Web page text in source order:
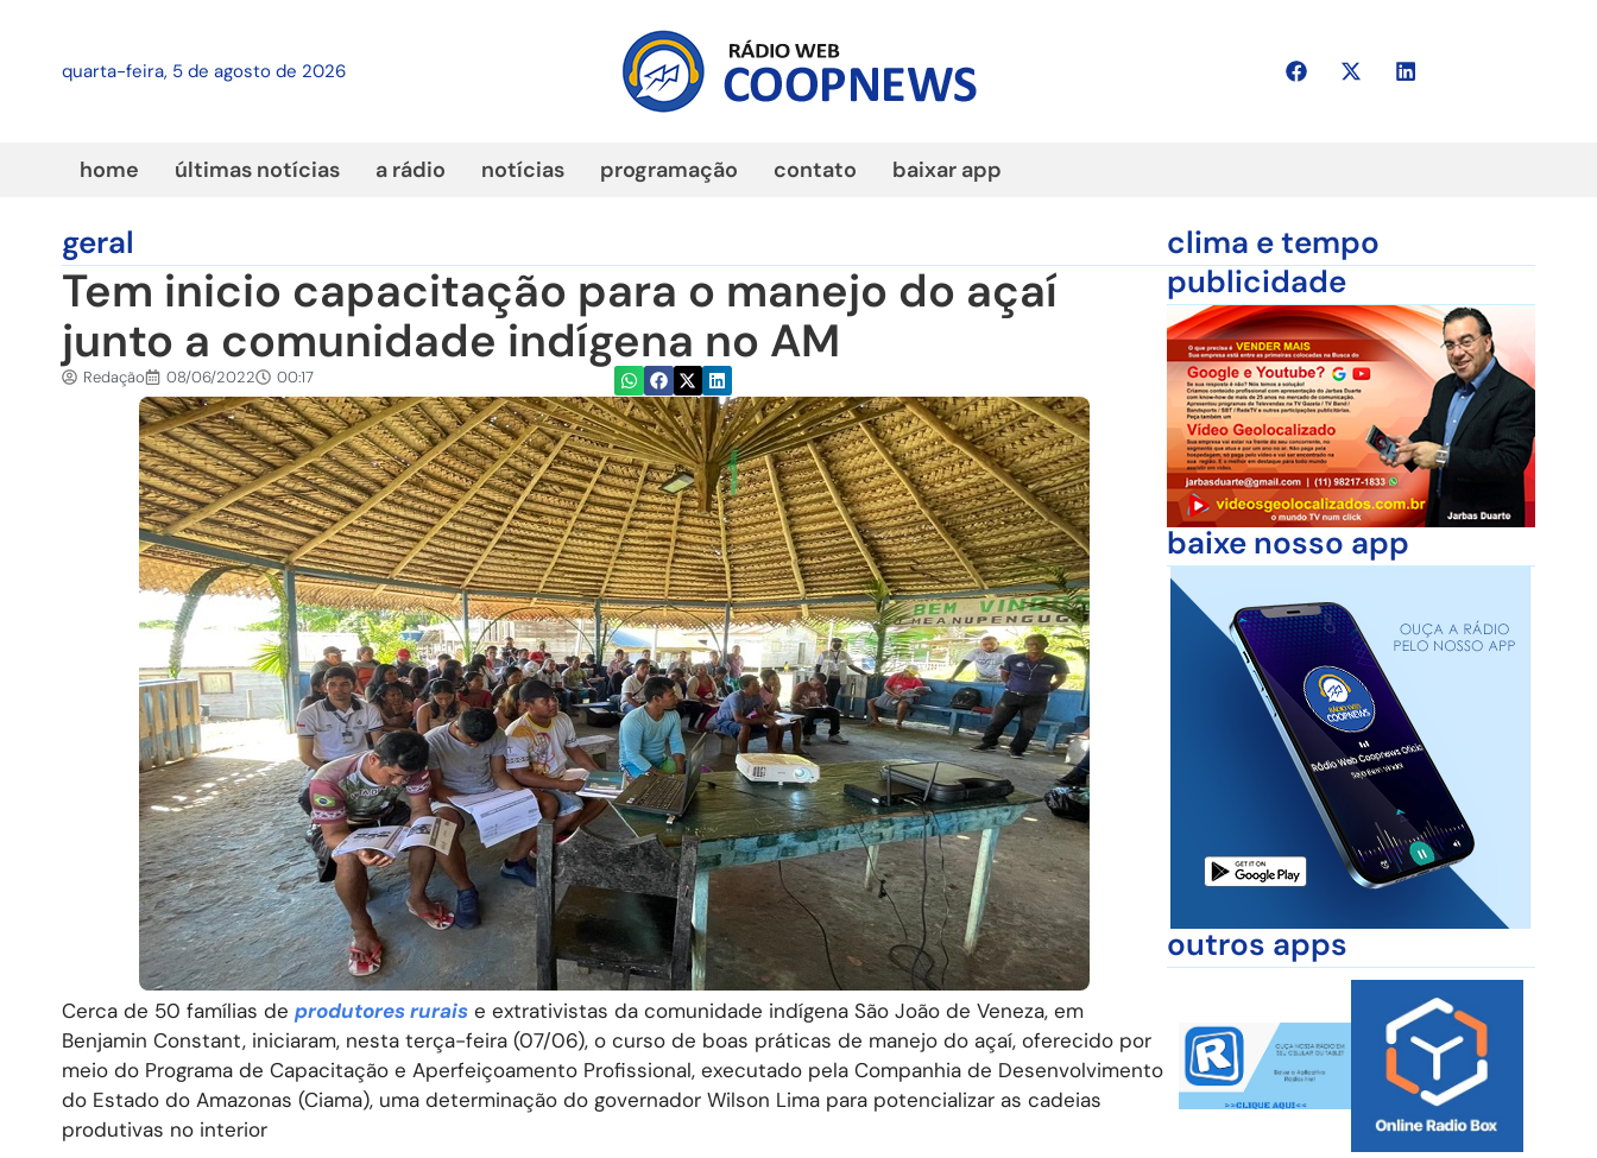
quarta-feira, 5 de agosto de 2026
home últimas notícias a rádio notícias programação contato baixar app
geral
Tem inicio capacitação para o manejo do açaí
junto a comunidade indígena no AM
Redação 08/06/2022 00:17
Cerca de 50 famílias de produtores rurais e extrativistas da comunidade indígena São João de Veneza, em
Benjamin Constant, iniciaram, nesta terça-feira (07/06), o curso de boas práticas de manejo do açaí, oferecido por
meio do Programa de Capacitação e Aperfeiçoamento Profissional, executado pela Companhia de Desenvolvimento
do Estado do Amazonas (Ciama), uma determinação do governador Wilson Lima para potencializar as cadeias
produtivas no interior
clima e tempo
publicidade
baixe nosso app
outros apps